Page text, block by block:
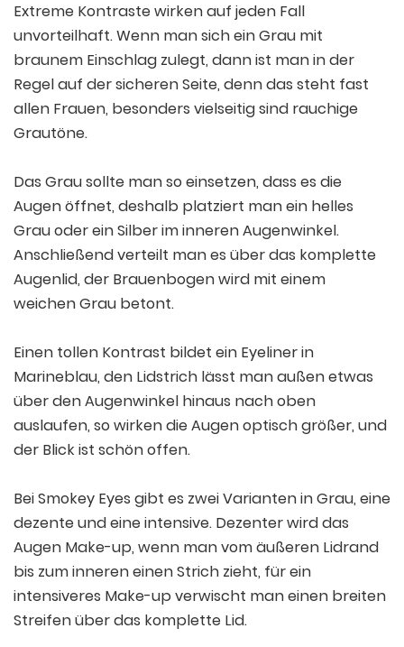
Extreme Kontraste wirken auf jeden Fall
unvorteilhaft. Wenn man sich ein Grau mit
braunem Einschlag zulegt, dann ist man in der
Regel auf der sicheren Seite, denn das steht fast
allen Frauen, besonders vielseitig sind rauchige
Grautöne.
Das Grau sollte man so einsetzen, dass es die
Augen öffnet, deshalb platziert man ein helles
Grau oder ein Silber im inneren Augenwinkel.
Anschließend verteilt man es über das komplette
Augenlid, der Brauenbogen wird mit einem
weichen Grau betont.
Einen tollen Kontrast bildet ein Eyeliner in
Marineblau, den Lidstrich lässt man außen etwas
über den Augenwinkel hinaus nach oben
auslaufen, so wirken die Augen optisch größer, und
der Blick ist schön offen.
Bei Smokey Eyes gibt es zwei Varianten in Grau, eine
dezente und eine intensive. Dezenter wird das
Augen Make-up, wenn man vom äußeren Lidrand
bis zum inneren einen Strich zieht, für ein
intensiveres Make-up verwischt man einen breiten
Streifen über das komplette Lid.